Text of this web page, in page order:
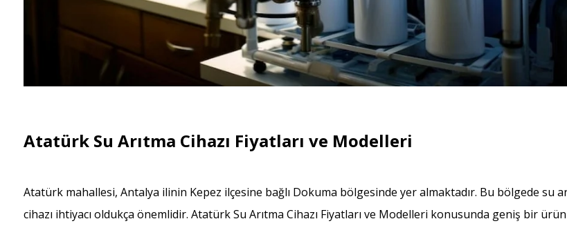
Atatürk Su Arıtma Cihazı Fiyatları ve Modelleri
Atatürk mahallesi, Antalya ilinin Kepez ilçesine bağlı Dokuma bölgesinde yer almaktadır. Bu bölgede su
cihazı ihtiyacı oldukça önemlidir. Atatürk Su Arıtma Cihazı Fiyatları ve Modelleri konusunda geniş bir ürün